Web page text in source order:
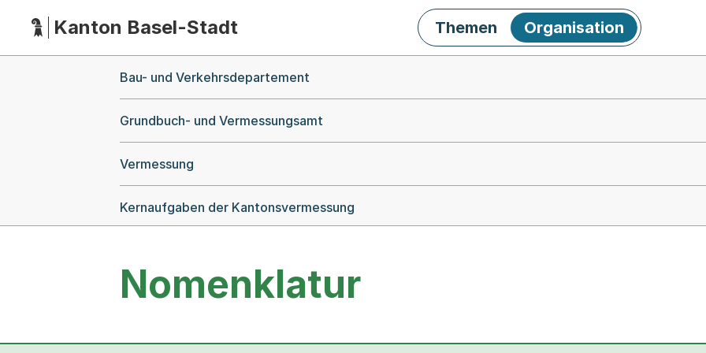
HauptnavigationKanton Basel-Stadt Themen Organisation
Bau- und Verkehrsdepartement
Grundbuch- und Vermessungsamt
Vermessung
Kernaufgaben der Kantonsvermessung
Nomenklatur